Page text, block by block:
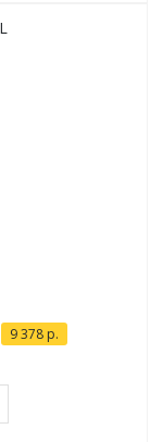
9 378 р.